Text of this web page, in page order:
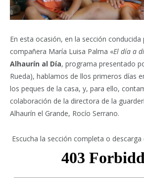
En esta ocasión, en la sección conducida
compañera María Luisa Palma «El día a
Alhaurín al Día, programa presentado
Rueda), hablamos de llos primeros días
los peques de la casa, y, para ello,
colaboración de la directora de la
Alhaurín el Grande, Rocío Serrano.
Escucha la sección completa o descarga